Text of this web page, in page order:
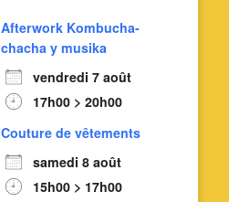
Afterwork Kombucha-
chacha y musika
vendredi 7 août
17h00 > 20h00
Couture de vêtements
samedi 8 août
15h00 > 17h00